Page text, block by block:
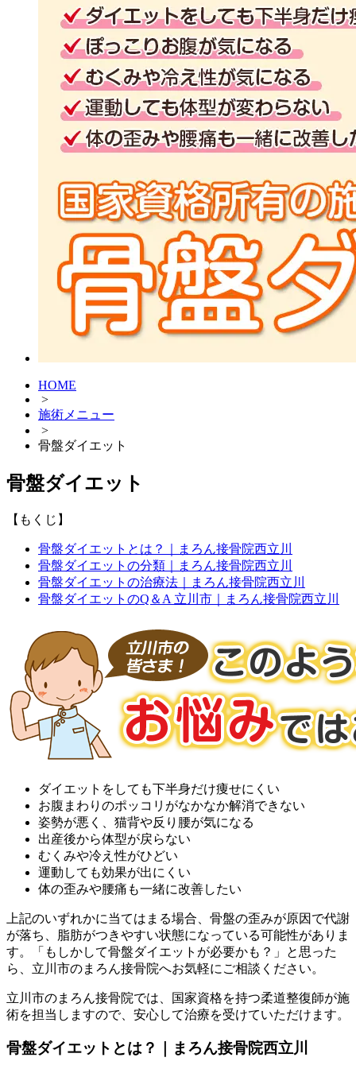
HOME
>
施術メニュー
>
骨盤ダイエット
骨盤ダイエット
【もくじ】
骨盤ダイエットとは？｜まろん接骨院西立川
骨盤ダイエットの分類｜まろん接骨院西立川
骨盤ダイエットの治療法｜まろん接骨院西立川
骨盤ダイエットのQ＆A 立川市｜まろん接骨院西立川
ダイエットをしても下半身だけ痩せにくい
お腹まわりのポッコリがなかなか解消できない
姿勢が悪く、猫背や反り腰が気になる
出産後から体型が戻らない
むくみや冷え性がひどい
運動しても効果が出にくい
体の歪みや腰痛も一緒に改善したい
上記のいずれかに当てはまる場合、骨盤の歪みが原因で代謝
が落ち、脂肪がつきやすい状態になっている可能性がありま
す。「もしかして骨盤ダイエットが必要かも？」と思った
ら、立川市のまろん接骨院へお気軽にご相談ください。
立川市のまろん接骨院では、国家資格を持つ柔道整復師が施
術を担当しますので、安心して治療を受けていただけます。
骨盤ダイエットとは？｜まろん接骨院西立川